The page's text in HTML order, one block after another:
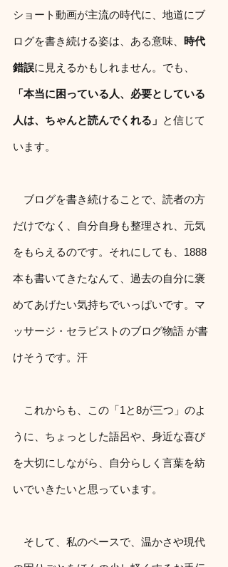
ショート動画が主流の時代に、地道にブ
ログを書き続ける姿は、ある意味、 時代
錯誤に見えるかもしれません。でも、
「本当に困っている人、必要としている
人は、ちゃんと読んでくれる」 と信じて
います。
ブログを書き続けることで、読者の方
だけでなく、自分自身も整理され、元気
をもらえるのです。それにしても、1888
本も書いてきたなんて、過去の自分に褒
めてあげたい気持ちでいっぱいです。マ
ッサージ・セラピストのブログ物語 が書
けそうです。汗
これからも、この「1と8が三つ」のよ
うに、ちょっとした語呂や、身近な喜び
を大切にしながら、自分らしく言葉を紡
いでいきたいと思っています。
そして、私のペースで、温かさや現代